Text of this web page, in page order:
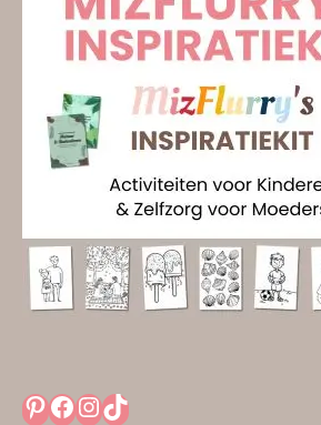
Pinterest
Facebook
Instagram
TikTok